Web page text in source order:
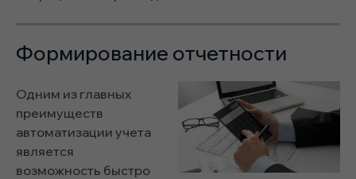
Формирование отчетности
Одним из главных
преимуществ
автоматизации учета
является
возможность быстро